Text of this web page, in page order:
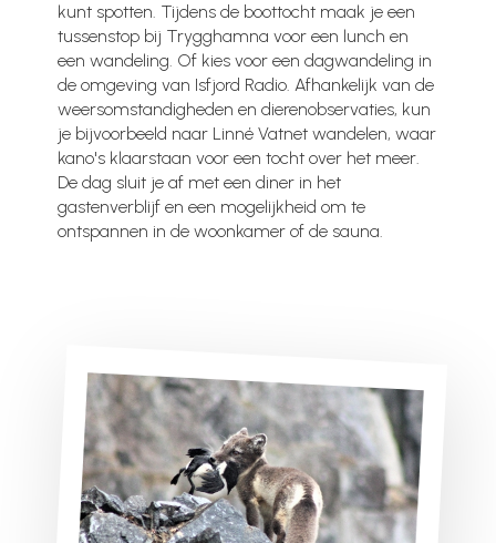
kunt spotten. Tijdens de boottocht maak je een
tussenstop bij Trygghamna voor een lunch en
een wandeling. Of kies voor een dagwandeling in
de omgeving van Isfjord Radio. Afhankelijk van de
weersomstandigheden en dierenobservaties, kun
je bijvoorbeeld naar Linné Vatnet wandelen, waar
kano's klaarstaan voor een tocht over het meer.
De dag sluit je af met een diner in het
gastenverblijf en een mogelijkheid om te
ontspannen in de woonkamer of de sauna.